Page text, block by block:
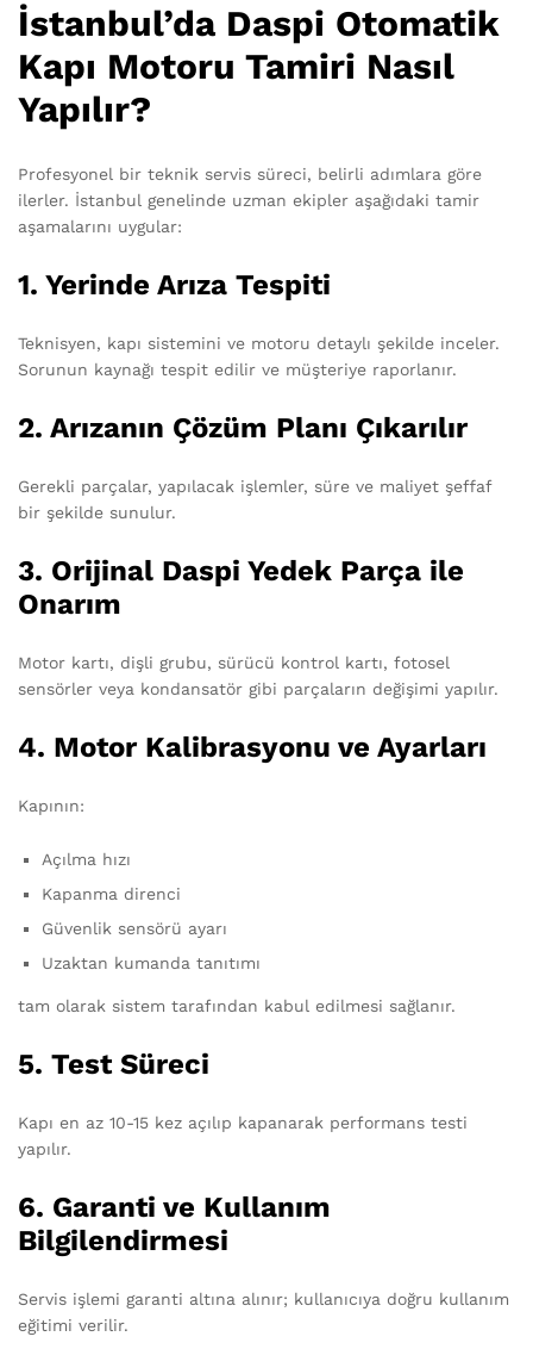
İstanbul’da Daspi Otomatik
Kapı Motoru Tamiri Nasıl
Yapılır?
Profesyonel bir teknik servis süreci, belirli adımlara göre
ilerler. İstanbul genelinde uzman ekipler aşağıdaki tamir
aşamalarını uygular:
1. Yerinde Arıza Tespiti
Teknisyen, kapı sistemini ve motoru detaylı şekilde inceler.
Sorunun kaynağı tespit edilir ve müşteriye raporlanır.
2. Arızanın Çözüm Planı Çıkarılır
Gerekli parçalar, yapılacak işlemler, süre ve maliyet şeffaf
bir şekilde sunulur.
3. Orijinal Daspi Yedek Parça ile
Onarım
Motor kartı, dişli grubu, sürücü kontrol kartı, fotosel
sensörler veya kondansatör gibi parçaların değişimi yapılır.
4. Motor Kalibrasyonu ve Ayarları
Kapının:
Açılma hızı
Kapanma direnci
Güvenlik sensörü ayarı
Uzaktan kumanda tanıtımı
tam olarak sistem tarafından kabul edilmesi sağlanır.
5. Test Süreci
Kapı en az 10-15 kez açılıp kapanarak performans testi
yapılır.
6. Garanti ve Kullanım
Bilgilendirmesi
Servis işlemi garanti altına alınır; kullanıcıya doğru kullanım
eğitimi verilir.